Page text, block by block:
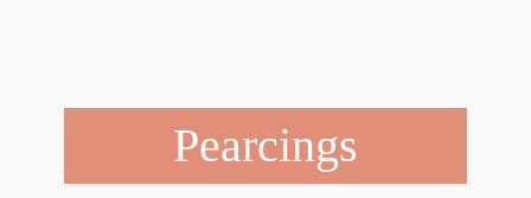
Pearcings